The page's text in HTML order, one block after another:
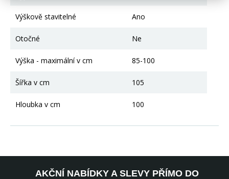
Výškově stavitelné Ano
Otočné Ne
Výška - maximální v cm 85-100
Šířka v cm 105
Hloubka v cm 100
AKČNÍ NABÍDKY A SLEVY PŘÍMO DO